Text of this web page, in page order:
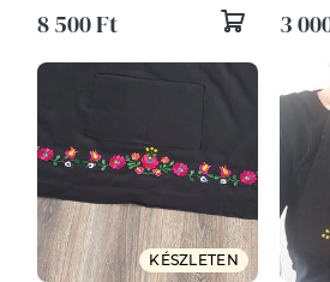
8 500 Ft 3
KÉSZLETEN